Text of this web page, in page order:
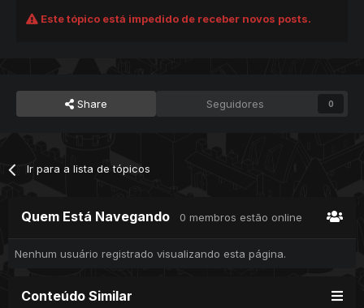
Este tópico está impedido de receber novos posts.
Share Seguidores 0
Ir para a lista de tópicos
Quem Está Navegando 0 membros estão online
Nenhum usuário registrado visualizando esta página.
Conteúdo Similar